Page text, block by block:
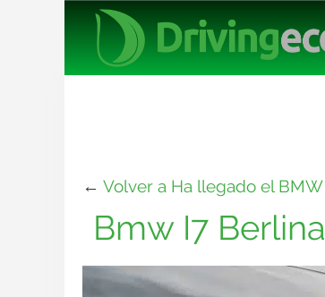
← Volver a Ha llegado el
Bmw I7